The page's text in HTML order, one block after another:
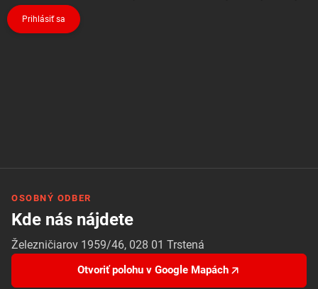
Prihlásiť sa
OSOBNÝ ODBER
Kde nás nájdete
Železničiarov 1959/46, 028 01 Trstená
Otvoriť polohu v Google Mapách